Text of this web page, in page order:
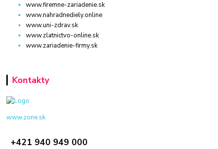
www.firemne-zariadenie.sk
www.nahradnediely.online
www.uni-zdrav.sk
www.zlatnictvo-online.sk
www.zariadenie-firmy.sk
Kontakty
www.zone.sk
+421 940 949 000